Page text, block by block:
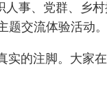
事、党群、乡
交流体验活动。
的注脚。大家